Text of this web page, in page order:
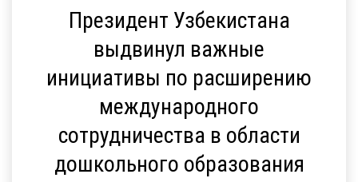
Президент Узбекистана
выдвинул важные
инициативы по расширению
международного
сотрудничества в области
дошкольного образования